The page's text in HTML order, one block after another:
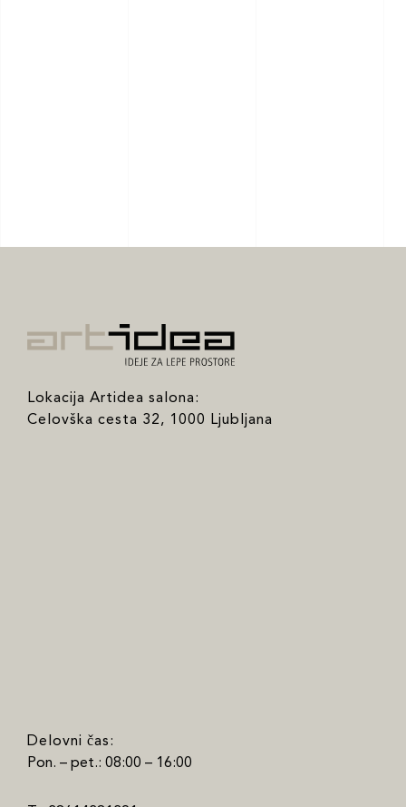
Lokacija Artidea salona:
Celovška cesta 32, 1000 Ljubljana
Delovni čas:
Pon. – pet.: 08:00 – 16:00